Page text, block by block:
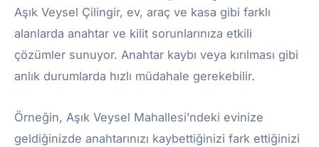
Aşık Veysel Çilingir, ev, araç ve kasa gibi farklı
alanlarda anahtar ve kilit sorunlarınıza etkili
çözümler sunuyor. Anahtar kaybı veya kırılması gibi
anlık durumlarda hızlı müdahale gerekebilir.
Örneğin, Aşık Veysel Mahallesi’ndeki evinize
geldiğinizde anahtarınızı kaybettiğinizi fark ettiğinizi